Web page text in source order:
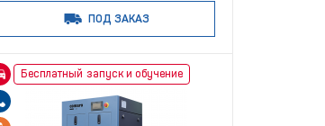
ПОД ЗАКАЗ
Бесплатный запуск и обучение